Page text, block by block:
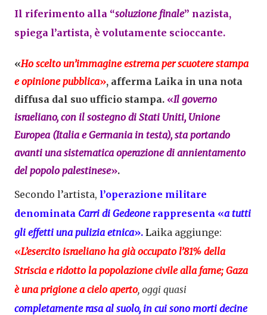
Il riferimento alla “soluzione finale” nazista,
spiega l’artista, è volutamente scioccante.
«Ho scelto un’immagine estrema per scuotere stampa
e opinione pubblica», afferma Laika in una nota
diffusa dal suo ufficio stampa. «Il governo
israeliano, con il sostegno di Stati Uniti, Unione
Europea (Italia e Germania in testa), sta portando
avanti una sistematica operazione di annientamento
del popolo palestinese».
Secondo l’artista, l’operazione militare
denominata Carri di Gedeonerappresenta «a tutti
gli effetti una pulizia etnica». Laika aggiunge:
«L’esercito israeliano ha già occupato l’81% della
Striscia e ridotto la popolazione civile alla fame; Gaza
è una prigione a cielo aperto, oggi quasi
completamente rasa al suolo, in cui sono morti decine